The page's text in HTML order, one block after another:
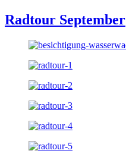
Radtour September